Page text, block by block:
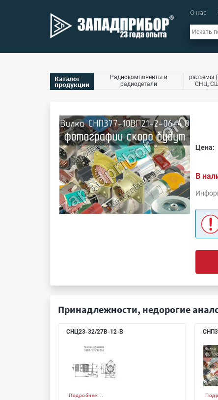
О нас
Каталог
продукции
Радиокомпоненты и
радиодетали
разъемы
СНЦ,
Цена:
В
Принадлежности, недорогие
СНЦ23-32/27В-12-В
Подробнее ...